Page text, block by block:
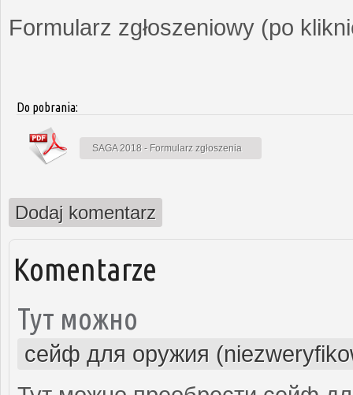
Formularz zgłoszeniowy (po
Do pobrania:
SAGA 2018 - Formularz zgłoszenia
Dodaj komentarz
Komentarze
Тут можно
сейф для оружия